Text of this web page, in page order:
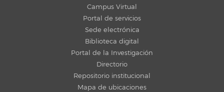
Campus Virtual
Portal de servicios
Sede electrónica
Biblioteca digital
Portal de la Investigación
Directorio
Repositorio institucional
Mapa de ubicaciones